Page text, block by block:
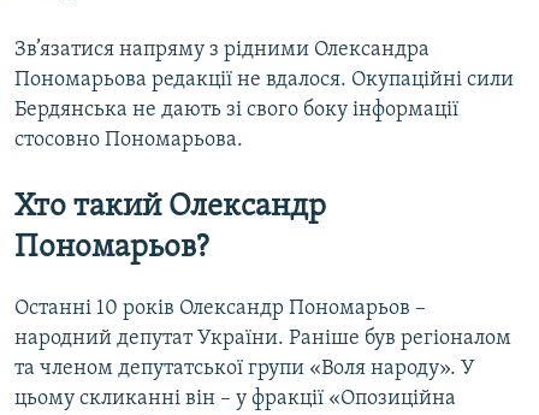
Зв’язатися напряму з рідними Олександра
Пономарьова редакції не вдалося. Окупаційні сили
Бердянська не дають зі свого боку інформації
стосовно Пономарьова.
Хто такий Олександр
Пономарьов?
Останні 10 років Олександр Пономарьов –
народний депутат України. Раніше був регіоналом
та членом депутатської групи «Воля народу». У
цьому скликанні він – у фракції «Опозиційна